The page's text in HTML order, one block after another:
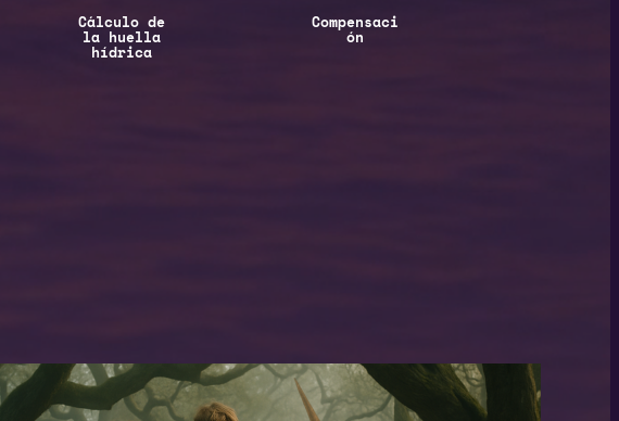
Cálculo de
la huella
hídrica
Compensaci
ón